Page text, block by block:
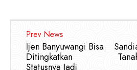
Prev News
Ijen Banyuwangi Bisa
Ditingkatkan
Statusnya Jadi